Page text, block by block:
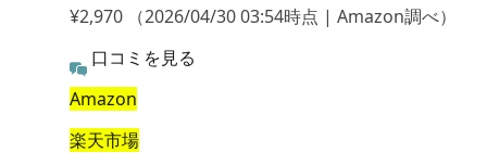
¥2,970
（2026/04/30 03:54時点 | Amazon調べ）
口コミを見る
Amazon
楽天市場